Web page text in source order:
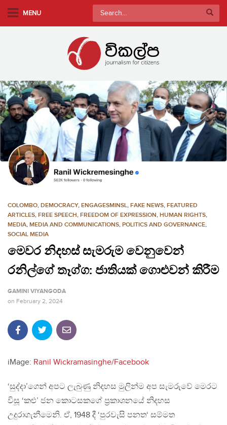
m
a
i
n
c
n
MENU
Search
for:
COLOMBO, DEMOCRACY, ENGAGESMINSL, FAKE NEWS, FEATURED
ARTICLES, FREE SPEECH, FREEDOM OF EXPRESSION, HUMAN RIGHTS,
MEDIA, MEDIA AND COMMUNICATIONS, POLITICS AND GOVERNANCE,
SOCIAL MEDIA
මෙවර නිදහස් සැමරුම වෙනුවෙන්
රනිල්ගේ තෑග්ග: ජාතියක් ගොළුවන් කිරීම
GAMINI VIYANGODA
on February 2, 2024
iMage: Ranil Wickramasinghe/Facebook
‘සුද්දා’ගෙන් අපට ලැබුණු නිදහස මුලින්ම අප සැමරුවේ මෙරට
විසූ ‘කළු’ ජන කොටසකගේ ප්‍රකාශනයේ නිදහස
උදුරාගැනීමෙනි. ඒ, 1948 දී ‘පුරවැසි පනත‘ සම්මත